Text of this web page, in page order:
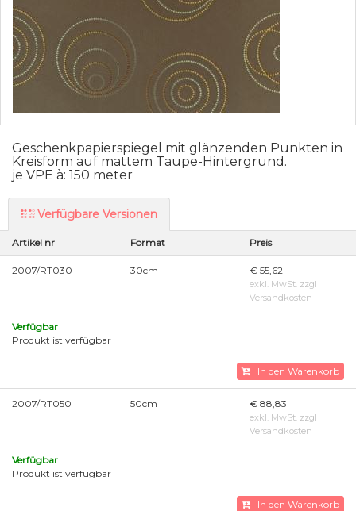
Geschenkpapierspiegel mit glänzenden Punkten in
Kreisform auf mattem Taupe-Hintergrund.
je VPE à: 150 meter
Verfügbare Versionen
Artikel nr Format Preis
2007/RT030 30cm € 55,62
exkl. MwSt. zzgl
Versandkosten
Verfügbar
Produkt ist verfügbar
In den Warenkorb
2007/RT050 50cm € 88,83
exkl. MwSt. zzgl
Versandkosten
Verfügbar
Produkt ist verfügbar
In den Warenkorb